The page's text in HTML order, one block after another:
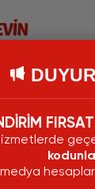
kodunla